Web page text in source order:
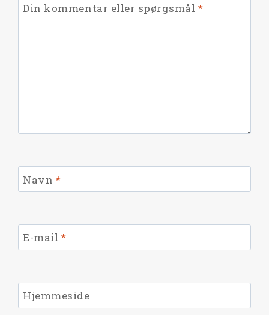
Din kommentar eller spørgsmål *
Navn *
E-mail *
Hjemmeside